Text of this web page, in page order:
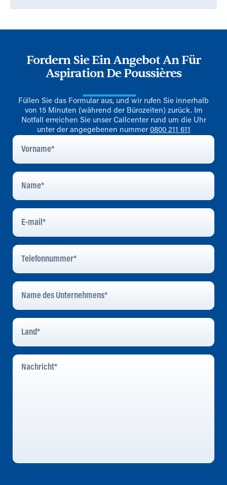
Fordern Sie Ein Angebot An Für
Aspiration De Poussières
Füllen Sie das Formular aus, und wir rufen Sie innerhalb
von 15 Minuten (während der Bürozeiten) zurück. Im
Notfall erreichen Sie unser Callcenter rund um die Uhr
unter der angegebenen nummer 0800 211 611
Vorname
Name
E-
Mail*
Telefonnummer
Name
Des
Unternehmens
Land
Nachricht